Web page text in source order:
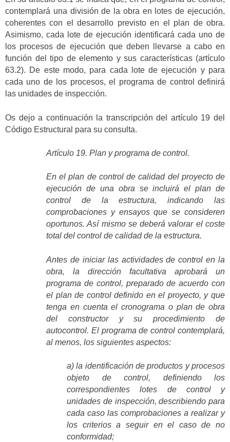
contemplará una división de la obra en lotes de ejecución,
coherentes con el desarrollo previsto en el plan de obra.
Asimismo, cada lote de ejecución identificará cada uno de
los procesos de ejecución que deben llevarse a cabo en
función del tipo de elemento y sus características (artículo
63.2). De este modo, para cada lote de ejecución y para
cada uno de los procesos, el programa de control definirá
las unidades de inspección.
Os dejo a continuación la transcripción del artículo 19 del
Código Estructural para su consulta.
Artículo 19. Plan y programa de control.
En el plan de control de calidad del proyecto de
ejecución de una obra se incluirá el plan de
control de la estructura, indicando las
comprobaciones y ensayos que se consideren
oportunos. Así mismo se deberá valorar el coste
total del control de calidad de la estructura.
Antes de iniciar las actividades de control en la
obra, la dirección facultativa aprobará un
programa de control, preparado de acuerdo con
el plan de control definido en el proyecto, y que
tenga en cuenta el cronograma o plan de obra
del constructor y su procedimiento de
autocontrol. El programa de control contemplará,
al menos, los siguientes aspectos:
a) la identificación de productos y procesos
objeto de control, definiendo los
correspondientes lotes de control y
unidades de inspección, describiendo para
cada caso las comprobaciones a realizar y
los criterios a seguir en el caso de no
conformidad;